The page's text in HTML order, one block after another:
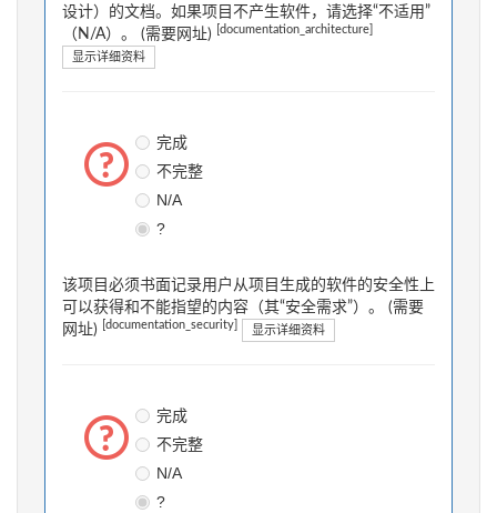
设计）的文档。如果项目不产生软件，请选择“不适用”
（N/A）。 (需要网址)
[documentation_architecture]
显示详细资料
完成
不完整
N/A
?
该项目必须书面记录用户从项目生成的软件的安全性上
可以获得和不能指望的内容（其“安全需求”）。 (需要
网址)
[documentation_security] 显示详细资料
完成
不完整
N/A
?